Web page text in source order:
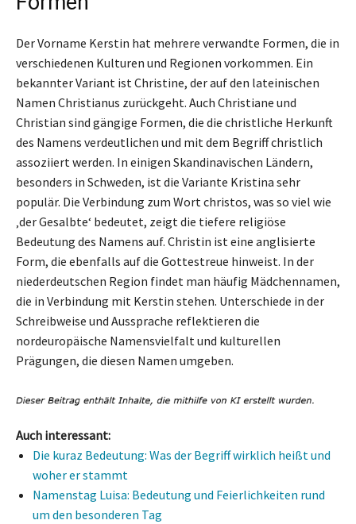
Der Vorname Kerstin hat mehrere verwandte Formen, die in
verschiedenen Kulturen und Regionen vorkommen. Ein
bekannter Variant ist Christine, der auf den lateinischen
Namen Christianus zurückgeht. Auch Christiane und
Christian sind gängige Formen, die die christliche Herkunft
des Namens verdeutlichen und mit dem Begriff christlich
assoziiert werden. In einigen Skandinavischen Ländern,
besonders in Schweden, ist die Variante Kristina sehr
populär. Die Verbindung zum Wort christos, was so viel wie
‚der Gesalbte‘ bedeutet, zeigt die tiefere religiöse
Bedeutung des Namens auf. Christin ist eine anglisierte
Form, die ebenfalls auf die Gottestreue hinweist. In der
niederdeutschen Region findet man häufig Mädchennamen,
die in Verbindung mit Kerstin stehen. Unterschiede in der
Schreibweise und Aussprache reflektieren die
nordeuropäische Namensvielfalt und kulturellen
Prägungen, die diesen Namen umgeben.
Auch interessant:
Die kuraz Bedeutung: Was der Begriff wirklich heißt und
woher er stammt
Namenstag Luisa: Bedeutung und Feierlichkeiten rund
um den besonderen Tag